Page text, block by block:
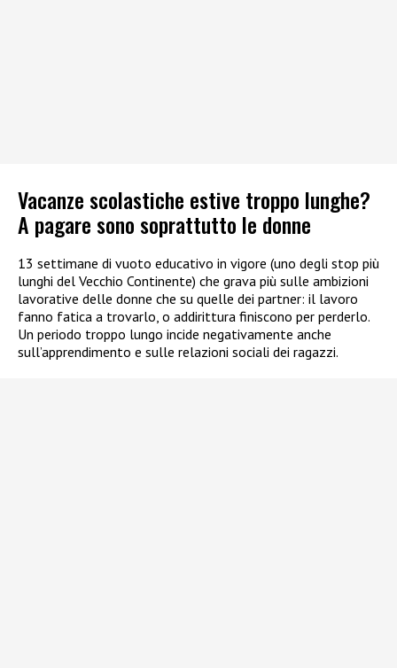
Vacanze scolastiche estive troppo lunghe?
A pagare sono soprattutto le donne
13 settimane di vuoto educativo in vigore (uno degli stop più
lunghi del Vecchio Continente) che grava più sulle ambizioni
lavorative delle donne che su quelle dei partner: il lavoro
fanno fatica a trovarlo, o addirittura finiscono per perderlo.
Un periodo troppo lungo incide negativamente anche
sull’apprendimento e sulle relazioni sociali dei ragazzi.